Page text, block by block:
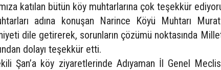
katılan bütün köy muhtarlarına çok teşekkür
adına konuşan Narince Köyü Muhtarı
dile getirerek, sorunların çözümü noktasında
dolayı teşekkür etti.
Şan’a köy ziyaretlerinde Adıyaman İl Genel